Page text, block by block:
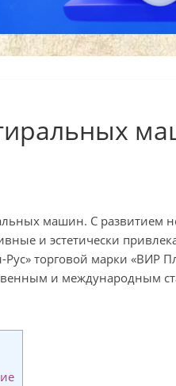
машин. С развитием
и эстетически
торговой марки «ВИР
и международным